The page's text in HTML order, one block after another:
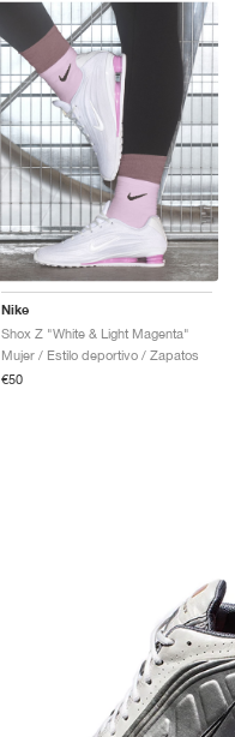
Nike
Shox Z "White & Light Magenta"
Mujer / Estilo deportivo / Zapatos
€50